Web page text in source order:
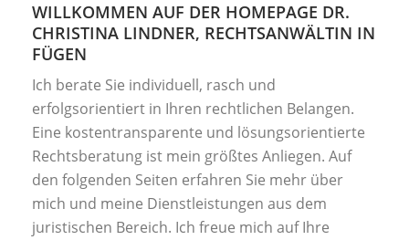
WILLKOMMEN AUF DER HOMEPAGE DR.
CHRISTINA LINDNER, RECHTSANWÄLTIN IN
FÜGEN
Ich berate Sie individuell, rasch und
erfolgsorientiert in Ihren rechtlichen Belangen.
Eine kostentransparente und lösungsorientierte
Rechtsberatung ist mein größtes Anliegen. Auf
den folgenden Seiten erfahren Sie mehr über
mich und meine Dienstleistungen aus dem
juristischen Bereich. Ich freue mich auf Ihre